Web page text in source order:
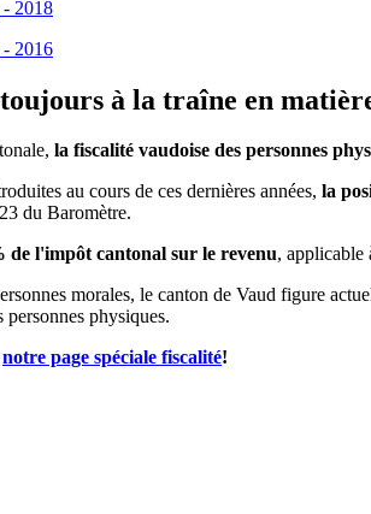
- 2018
- 2016
à la traîne en
la fiscalité vaudoise des personnes
au cours de ces dernières années, la
du Baromètre.
de l'impôt cantonal sur le revenu, applicable
morales, le canton de Vaud figure
physiques.
notre page spéciale fiscalité!